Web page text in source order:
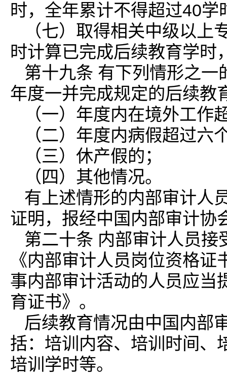
时，全年累计不得超过40学
（七）取得相关中级以
时计算已完成后续教育学时
第十九条 有下列情形之
年度一并完成规定的后续教
（一）年度内在境外工作
（二）年度内病假超过六
（三）休产假的；
（四）其他情况。
有上述情形的内部审计人
证明，报经中国内部审计协
第二十条 内部审计人员
《内部审计人员岗位资格
事内部审计活动的人员应当
育证书》。
后续教育情况由中国内部
括：培训内容、培训时间、
培训学时等。